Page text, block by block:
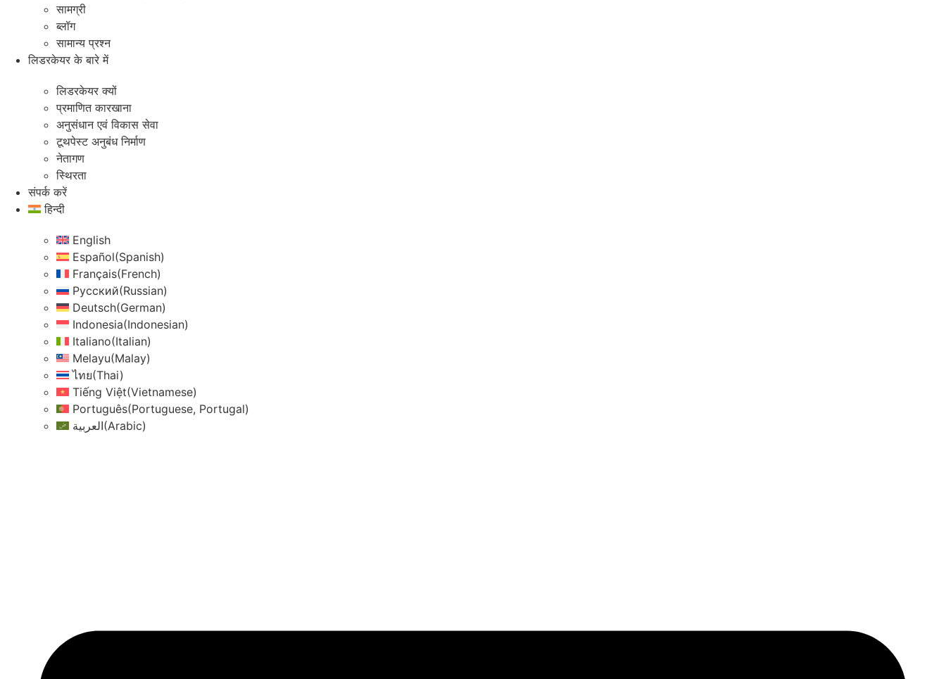
सामग्री
ब्लॉग
सामान्य प्रश्न
लिडरकेयर के बारे में
लिडरकेयर क्यों
प्रमाणित कारखाना
अनुसंधान एवं विकास सेवा
टूथपेस्ट अनुबंध निर्माण
नेतागण
स्थिरता
संपर्क करें
हिन्दी
English
Español(Spanish)
Français(French)
Русский(Russian)
Deutsch(German)
Indonesia(Indonesian)
Italiano(Italian)
Melayu(Malay)
ไทย(Thai)
Tiếng Việt(Vietnamese)
Português(Portuguese, Portugal)
العربية(Arabic)